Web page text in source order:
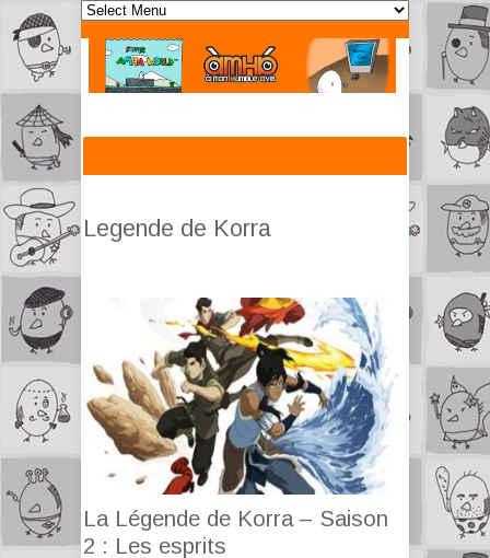
Legende de Korra
La Légende de Korra – Saison
2 : Les esprits